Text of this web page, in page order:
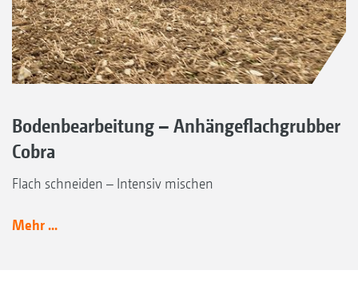
Bodenbearbeitung – Anhängeflachgrubber
Cobra
Flach schneiden – Intensiv mischen
Mehr ...